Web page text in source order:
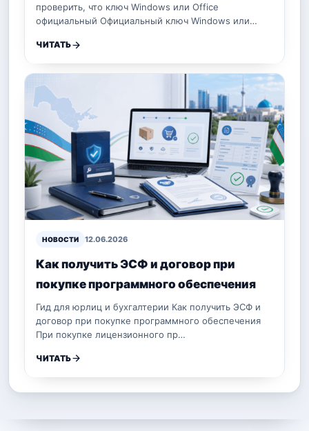
проверить, что ключ Windows или Office
официальный Официальный ключ Windows или…
ЧИТАТЬ
НОВОСТИ 12.06.2026
Как получить ЭСФ и договор при
покупке программного обеспечения
Гид для юрлиц и бухгалтерии Как получить ЭСФ и
договор при покупке программного обеспечения
При покупке лицензионного пр…
ЧИТАТЬ